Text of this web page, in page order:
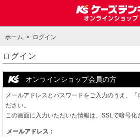
ホーム > ログイン
ログイン
オンラインショップ会員の方
メールアドレスとパスワードをご入力のうえ、「
ださい。
この画面に入力いただいた情報は、SSLで暗号化
メールアドレス：